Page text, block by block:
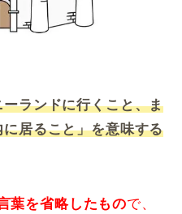
ランドに行くこと、ま
居ること」を意味する
葉を省略したもので、